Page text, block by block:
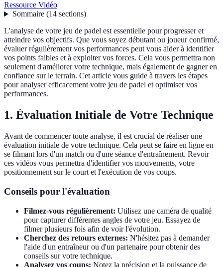
Ressource Vidéo
Sommaire(14 sections)
L'analyse de votre jeu de padel est essentielle pour progresser et
atteindre vos objectifs. Que vous soyez débutant ou joueur confirmé,
évaluer régulièrement vos performances peut vous aider à identifier
vos points faibles et à exploiter vos forces. Cela vous permettra non
seulement d'améliorer votre technique, mais également de gagner en
confiance sur le terrain. Cet article vous guide à travers les étapes
pour analyser efficacement votre jeu de padel et optimiser vos
performances.
1. Évaluation Initiale de Votre Technique
Avant de commencer toute analyse, il est crucial de réaliser une
évaluation initiale de votre technique. Cela peut se faire en ligne en
se filmant lors d'un match ou d'une séance d'entraînement. Revoir
ces vidéos vous permettra d'identifier vos mouvements, votre
positionnement sur le court et l'exécution de vos coups.
Conseils pour l'évaluation
Filmez-vous régulièrement: Utilisez une caméra de qualité
pour capturer différentes angles de votre jeu. Essayez de
filmer plusieurs fois afin de voir l'évolution.
Cherchez des retours externes: N'hésitez pas à demander
l'aide d'un entraîneur ou d'un partenaire pour obtenir des
conseils sur votre technique.
Analysez vos coups: Notez la précision et la puissance de